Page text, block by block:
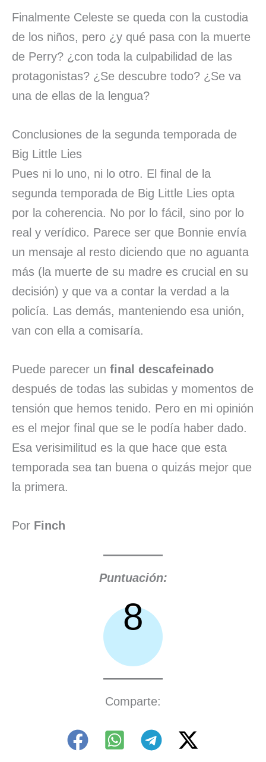
Finalmente Celeste se queda con la custodia
de los niños, pero ¿y qué pasa con la muerte
de Perry? ¿con toda la culpabilidad de las
protagonistas? ¿Se descubre todo? ¿Se va
una de ellas de la lengua?
Conclusiones de la segunda temporada de
Big Little Lies
Pues ni lo uno, ni lo otro. El final de la
segunda temporada de Big Little Lies opta
por la coherencia. No por lo fácil, sino por lo
real y verídico. Parece ser que Bonnie envía
un mensaje al resto diciendo que no aguanta
más (la muerte de su madre es crucial en su
decisión) y que va a contar la verdad a la
policía. Las demás, manteniendo esa unión,
van con ella a comisaría.
Puede parecer un final descafeinado
después de todas las subidas y momentos de
tensión que hemos tenido. Pero en mi opinión
es el mejor final que se le podía haber dado.
Esa verisimilitud es la que hace que esta
temporada sea tan buena o quizás mejor que
la primera.
Por Finch
Puntuación:
8
Comparte: